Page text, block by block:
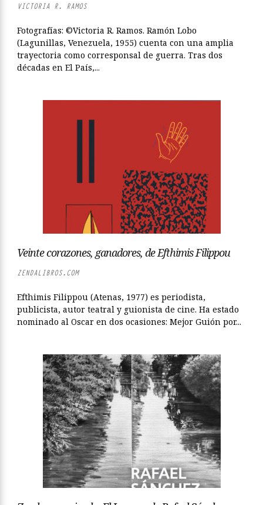
VICTORIA R. RAMOS
Fotografías: ©Victoria R. Ramos. Ramón Lobo
(Lagunillas, Venezuela, 1955) cuenta con una amplia
trayectoria como corresponsal de guerra. Tras dos
décadas en El País,...
Veinte corazones, ganadores, de Efthimis Filippou
ZENDALIBROS.COM
Efthimis Filippou (Atenas, 1977) es periodista,
publicista, autor teatral y guionista de cine. Ha estado
nominado al Oscar en dos ocasiones: Mejor Guión por...